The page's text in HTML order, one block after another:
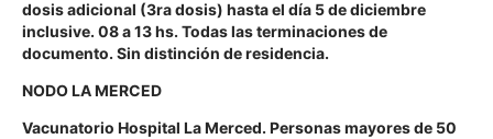
dosis adicional (3ra dosis) hasta el día 5 de diciembre
inclusive. 08 a 13 hs. Todas las terminaciones de
documento. Sin distinción de residencia.
NODO LA MERCED
Vacunatorio Hospital La Merced. Personas mayores de 50